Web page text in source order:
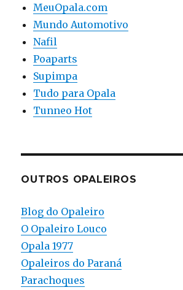
MeuOpala.com
Mundo Automotivo
Nafil
Poaparts
Supimpa
Tudo para Opala
Tunneo Hot
OUTROS OPALEIROS
Blog do Opaleiro
O Opaleiro Louco
Opala 1977
Opaleiros do Paraná
Parachoques